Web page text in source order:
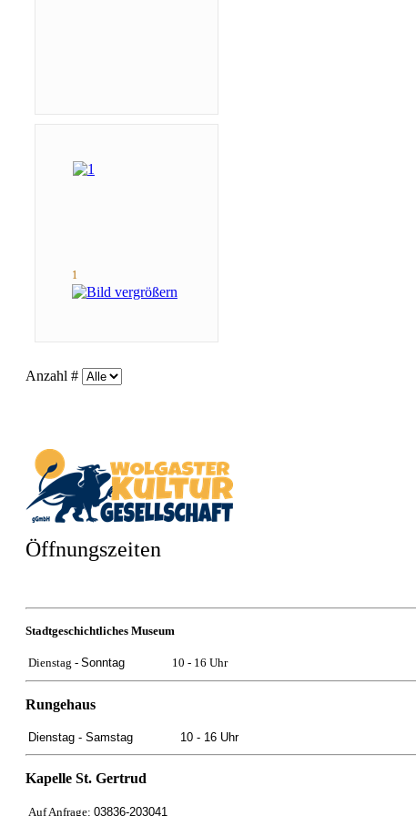
1
Anzahl #
Öffnungszeiten
Stadtgeschichtliches Museum
Dienstag - Sonntag 10 - 16 Uhr
Rungehaus
Dienstag - Samstag 10 - 16 Uhr
Kapelle St. Gertrud
Auf Anfrage: 03836-203041